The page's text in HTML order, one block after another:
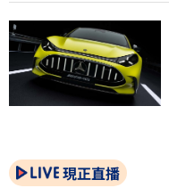
現正直播